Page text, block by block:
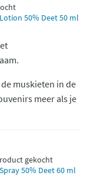
50% Deet 50 ml
muskieten in de
meer als je
gekocht
50% Deet 60 ml